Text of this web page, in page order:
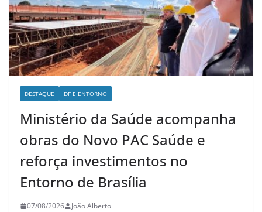
DESTAQUE DF E ENTORNO
Ministério da Saúde acompanha
obras do Novo PAC Saúde e
reforça investimentos no
Entorno de Brasília
07/08/2026 João Alberto